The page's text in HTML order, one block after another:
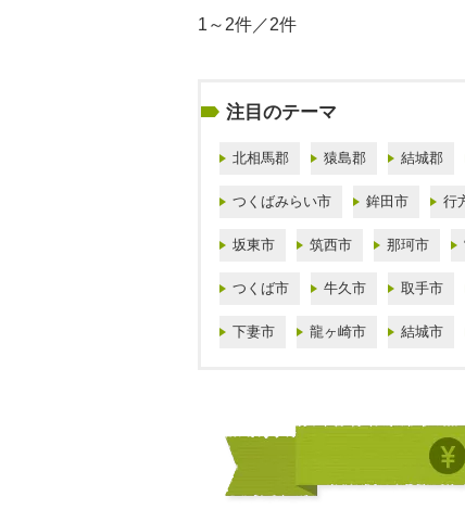
1～2件／2件
注目のテーマ
北相馬郡 猿島郡 結城郡
つくばみらい市 鉾田市 行
坂東市 筑西市 那珂市
つくば市 牛久市 取手市
下妻市 龍ヶ崎市 結城市